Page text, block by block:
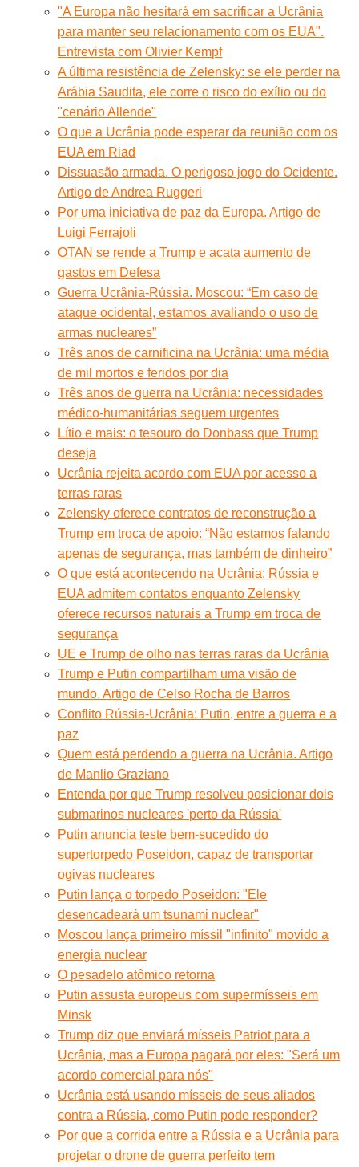
"A Europa não hesitará em sacrificar a Ucrânia
para manter seu relacionamento com os EUA".
Entrevista com Olivier Kempf
A última resistência de Zelensky: se ele perder na
Arábia Saudita, ele corre o risco do exílio ou do
"cenário Allende"
O que a Ucrânia pode esperar da reunião com os
EUA em Riad
Dissuasão armada. O perigoso jogo do Ocidente.
Artigo de Andrea Ruggeri
Por uma iniciativa de paz da Europa. Artigo de
Luigi Ferrajoli
OTAN se rende a Trump e acata aumento de
gastos em Defesa
Guerra Ucrânia-Rússia. Moscou: “Em caso de
ataque ocidental, estamos avaliando o uso de
armas nucleares”
Três anos de carnificina na Ucrânia: uma média
de mil mortos e feridos por dia
Três anos de guerra na Ucrânia: necessidades
médico-humanitárias seguem urgentes
Lítio e mais: o tesouro do Donbass que Trump
deseja
Ucrânia rejeita acordo com EUA por acesso a
terras raras
Zelensky oferece contratos de reconstrução a
Trump em troca de apoio: “Não estamos falando
apenas de segurança, mas também de dinheiro”
O que está acontecendo na Ucrânia: Rússia e
EUA admitem contatos enquanto Zelensky
oferece recursos naturais a Trump em troca de
segurança
UE e Trump de olho nas terras raras da Ucrânia
Trump e Putin compartilham uma visão de
mundo. Artigo de Celso Rocha de Barros
Conflito Rússia-Ucrânia: Putin, entre a guerra e a
paz
Quem está perdendo a guerra na Ucrânia. Artigo
de Manlio Graziano
Entenda por que Trump resolveu posicionar dois
submarinos nucleares 'perto da Rússia'
Putin anuncia teste bem-sucedido do
supertorpedo Poseidon, capaz de transportar
ogivas nucleares
Putin lança o torpedo Poseidon: "Ele
desencadeará um tsunami nuclear"
Moscou lança primeiro míssil "infinito" movido a
energia nuclear
O pesadelo atômico retorna
Putin assusta europeus com supermísseis em
Minsk
Trump diz que enviará mísseis Patriot para a
Ucrânia, mas a Europa pagará por eles: "Será um
acordo comercial para nós"
Ucrânia está usando mísseis de seus aliados
contra a Rússia, como Putin pode responder?
Por que a corrida entre a Rússia e a Ucrânia para
projetar o drone de guerra perfeito tem